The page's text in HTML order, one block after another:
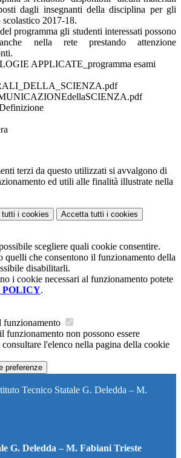
dagli insegnanti della disciplina per gli
2017-18.
programma gli studenti interessati possono
nella rete prestando attenzione
APPLICATE_programma esami
terzi da questo utilizzati si avvalgono di
ed utili alle finalità illustrate nella
tutti i cookies Accetta tutti i cookies
scegliere quali cookie consentire.
quelli che consentono il funzionamento della
disabilitarli.
i cookie necessari al funzionamento potete
POLICY.
funzionamento
funzionamento non possono essere
l'elenco nella pagina della cookie
preferenze
Tecnico Statale G. Deledda – M.
G. Deledda – M. Fabiani Trieste